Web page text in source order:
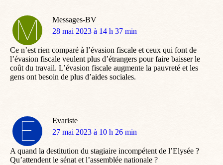
Messages-BV
dit
28 mai 2023 à 14 h 37 min
Ce n’est rien comparé à l’évasion fiscale et ceux qui font de
l’évasion fiscale veulent plus d’étrangers pour faire baisser le
coût du travail. L’évasion fiscale augmente la pauvreté et les
gens ont besoin de plus d’aides sociales.
Evariste
dit
27 mai 2023 à 10 h 26 min
A quand la destitution du stagiaire incompétent de l’Elysée ?
Qu’attendent le sénat et l’assemblée nationale ?